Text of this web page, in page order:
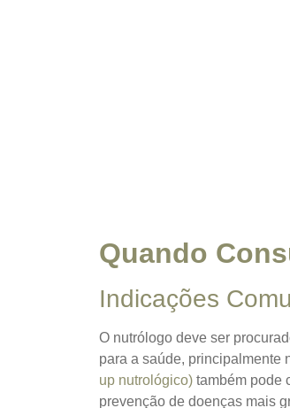
Quando
Indicações
O nutrólogo deve ser
para a saúde, principalmente
up nutrológico) também pode
prevenção de doenças mais